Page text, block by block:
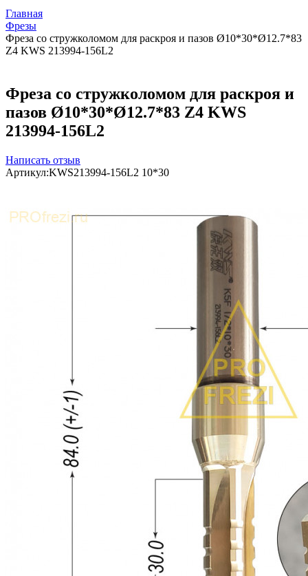
Главная
Фрезы
Фреза со стружколомом для раскроя и пазов Ø10*30*Ø12.7*83
Z4 KWS 213994-156L2
Фреза со стружколомом для раскроя и
пазов Ø10*30*Ø12.7*83 Z4 KWS
213994-156L2
Написать отзыв
Артикул:KWS213994-156L2 10*30